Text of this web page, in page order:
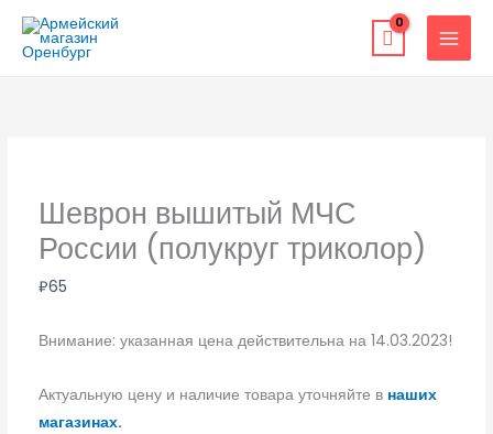
Перейти
содержимому
Шеврон вышитый МЧС
России (полукруг триколор)
₽65
Внимание: указанная цена действительна на 14.03.2023!
Актуальную цену и наличие товара уточняйте в наших
магазинах.